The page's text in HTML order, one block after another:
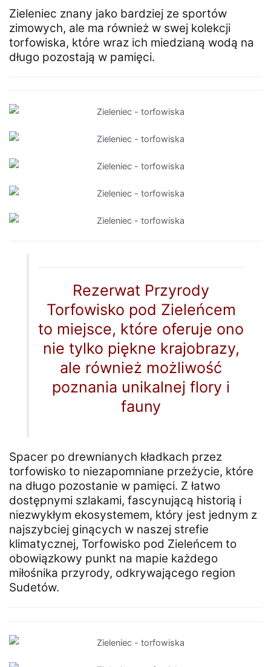
Zieleniec znany jako bardziej ze sportów
zimowych, ale ma również w swej kolekcji
torfowiska, które wraz ich miedzianą wodą na
długo pozostają w pamięci.
Rezerwat Przyrody
Torfowisko pod Zieleńcem
to miejsce, które oferuje ono
nie tylko piękne krajobrazy,
ale również możliwość
poznania unikalnej flory i
fauny
Spacer po drewnianych kładkach przez
torfowisko to niezapomniane przeżycie, które
na długo pozostanie w pamięci. Z łatwo
dostępnymi szlakami, fascynującą historią i
niezwykłym ekosystemem, który jest jednym z
najszybciej ginących w naszej strefie
klimatycznej, Torfowisko pod Zieleńcem to
obowiązkowy punkt na mapie każdego
miłośnika przyrody, odkrywającego region
Sudetów.